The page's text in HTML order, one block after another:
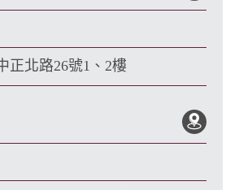
正北路26號1、2樓